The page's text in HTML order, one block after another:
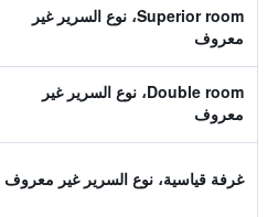
Superior room، نوع السرير غير
معروف
Double room، نوع السرير غير
معروف
غرفة قياسية، نوع السرير غير معروف